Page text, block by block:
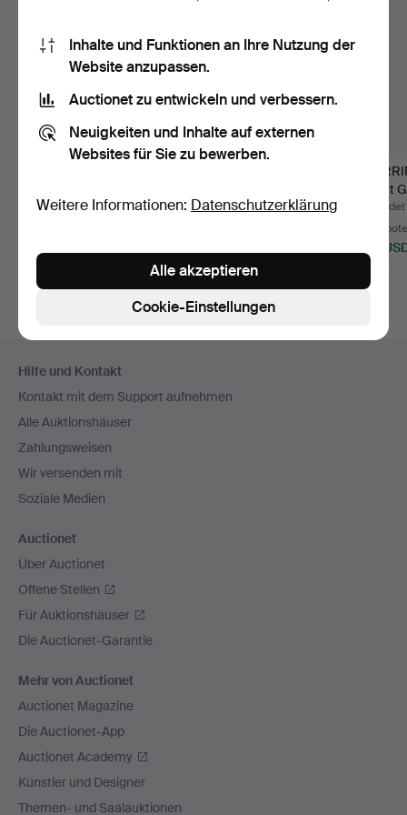
ANHÄNGER …
Beendet 5. Aug 2026
Beendet 5. Aug 2026
Karat
7 Gebote
127
Navigation
Hilfe und Kontakt
Kontakt mit dem Support aufnehmen
Alle Auktionshäuser
Zahlungsweisen
Wir versenden mit
Soziale Medien
Auctionet
Über Auctionet
Offene Stellen
Für Auktionshäuser
Die Auctionet-Garantie
Mehr von Auctionet
Auctionet Magazine
Die Auctionet-App
Auctionet Academy
Künstler und Designer
Themen- und Saalauktionen
Inhalte und Funktionen an Ihre Nutzung der
Website anzupassen.
Auctionet zu entwickeln und verbessern.
Neuigkeiten und Inhalte auf externen
Websites für Sie zu bewerben.
Weitere Informationen: Datenschutzerklärung
Cookie-Einstellungen
Alle akzeptieren